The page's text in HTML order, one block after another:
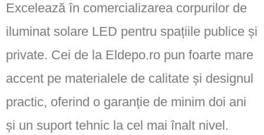
Excelează în comercializarea corpurilor de
iluminat solare LED pentru spațiile publice și
private. Cei de la Eldepo.ro pun foarte mare
accent pe materialele de calitate și designul
practic, oferind o garanție de minim doi ani
și un suport tehnic la cel mai înalt nivel.